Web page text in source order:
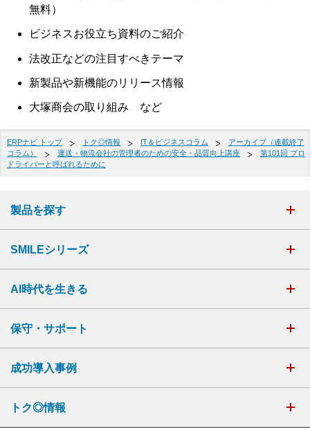
無料）
ビジネスお役立ち資料のご紹介
法改正などの注目すべきテーマ
新製品や新機能のリリース情報
大塚商会の取り組み など
ERPナビ トップ トク◎情報 IT＆ビジネスコラム
アーカイブ（連載終了
コラム）
運送・物流会社の管理者のための安全・品質向上講座
第101回 プロ
ドライバーと呼ばれるために
製品を探す
SMILEシリーズ
AI時代を生きる
保守・サポート
成功導入事例
トク◎情報